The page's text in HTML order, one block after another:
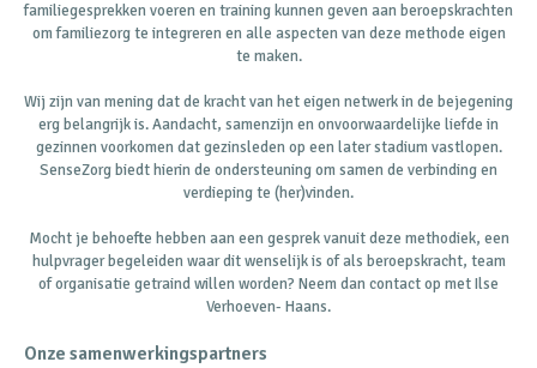
familiegesprekken voeren en training kunnen geven aan beroepskrachten
om familiezorg te integreren en alle aspecten van deze methode eigen
te maken.
Wij zijn van mening dat de kracht van het eigen netwerk in de bejegening
erg belangrijk is. Aandacht, samenzijn en onvoorwaardelijke liefde in
gezinnen voorkomen dat gezinsleden op een later stadium vastlopen.
SenseZorg biedt hierin de ondersteuning om samen de verbinding en
verdieping te (her)vinden.
Mocht je behoefte hebben aan een gesprek vanuit deze methodiek, een
hulpvrager begeleiden waar dit wenselijk is of als beroepskracht, team
of organisatie getraind willen worden? Neem dan contact op met Ilse
Verhoeven- Haans.
Onze samenwerkingspartners